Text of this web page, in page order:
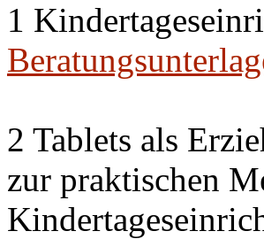
1
2 Tablets als
zur praktischen